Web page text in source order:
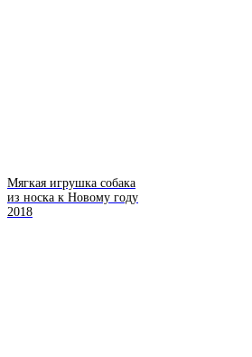
Мягкая игрушка собака
из носка к Новому году
2018